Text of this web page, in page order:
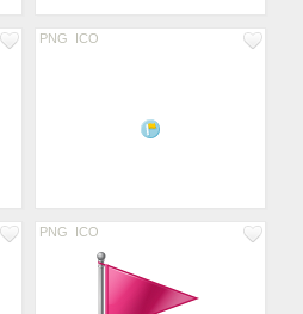
PNG ICO
PNG ICO